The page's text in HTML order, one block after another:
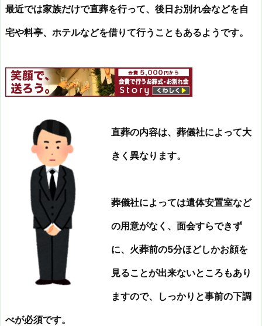
最近では家族だけで直葬を行って、後日お別れ会などを自
宅や料亭、ホテルなどを借りて行うこともあるようです。
直葬の内容は、葬儀社によって大
きく異なります。
葬儀社によっては遺体安置室など
の用意がなく、面会すらできず
に、火葬前の5分ほどしかお顔を
見ることが出来ないところもあり
ますので、しっかりと事前の下調
べが必須です。